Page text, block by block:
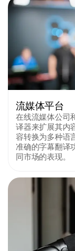
流媒体平台
在线流媒体公司
译器来扩展其内
容转换为多种语
准确的字幕翻译
同市场的表现。